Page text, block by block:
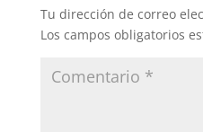
Tu dirección de correo
Los campos obligatorios